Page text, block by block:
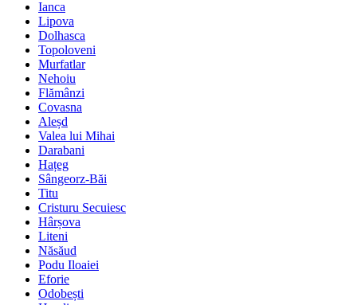
Ianca
Lipova
Dolhasca
Topoloveni
Murfatlar
Nehoiu
Flămânzi
Covasna
Aleșd
Valea lui Mihai
Darabani
Hațeg
Sângeorz-Băi
Titu
Cristuru Secuiesc
Hârșova
Liteni
Năsăud
Podu Iloaiei
Eforie
Odobești